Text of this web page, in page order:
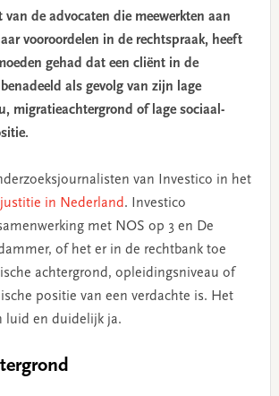
van de advocaten die meewerkten aan
vooroordelen in de rechtspraak, heeft
gehad dat een cliënt in de
als gevolg van zijn lage
migratieachtergrond of lage sociaal-
van Investico in het
in Nederland. Investico
met NOS op 3 en De
of het er in de rechtbank toe
achtergrond, opleidingsniveau of
positie van een verdachte is. Het
luid en duidelijk ja.